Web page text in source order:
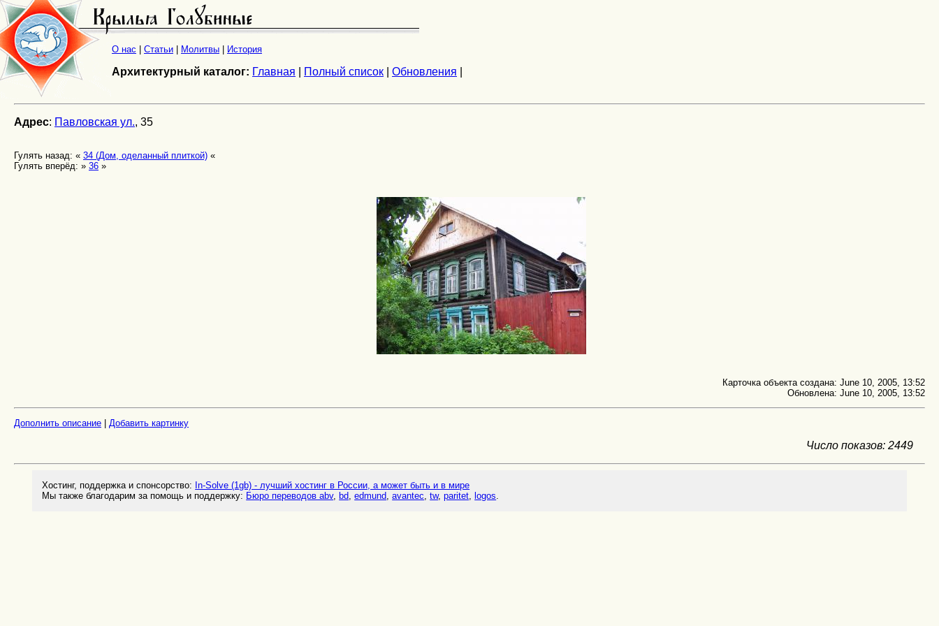
О нас Статьи Молитвы История
Архитектурный каталог: Главная Полный список Обновления
Адрес: Павловская ул., 35
Гулять назад: « 34 (Дом, оделанный плиткой) «
Гулять вперёд: » 36 »
Карточка объекта создана: June 10, 2005, 13:52
Обновлена: June 10, 2005, 13:52
Дополнить описание Добавить картинку
Число показов: 2449
Хостинг, поддержка и спонсорство: In-Solve (1gb) - лучший хостинг в России, а может быть и в мире
Мы также благодарим за помощь и поддержку: Бюро переводов abv, bd,edmund,avantec,tw,paritet, logos.